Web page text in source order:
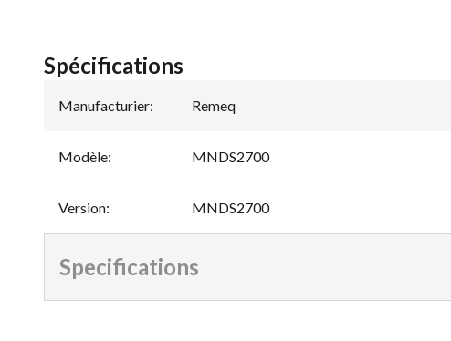
Spécifications
Manufacturier: Remeq
Modèle: MNDS2700
Version: MNDS2700
Specifications